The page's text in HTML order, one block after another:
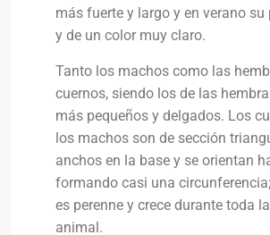
más fuerte y largo y en verano su
y de un color muy claro.
Tanto los machos como las
cuernos, siendo los de las
más pequeños y delgados. Los
los machos son de sección
anchos en la base y se orientan
formando casi una
es perenne y crece durante toda
animal.